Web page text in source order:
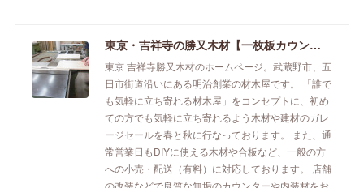
東京・吉祥寺の勝又木材【一枚板カウンター】
東京 吉祥寺勝又木材のホームページ。武蔵野市、五
日市街道沿いにある明治創業の材木屋です。 「誰で
も気軽に立ち寄れる材木屋」をコンセプトに、初め
ての方でも気軽に立ち寄れるよう木材や建材のガレ
ージセールを春と秋に行なっております。 また、通
常営業日もDIYに使える木材や合板など、一般の方
への小売・配送（有料）に対応しております。 店舗
の改装などで良質な無垢のカウンターや内装材をお